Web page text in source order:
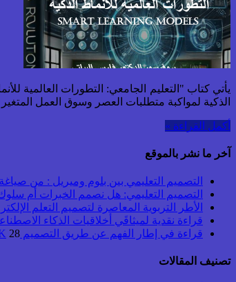
يأتي كتاب "التعليم الجامعي: التطورات العالمية
الذكية لمواكبة متطلبات العصر وسوق العمل المتغير
أكمل القراءة »
آخر ما نشر بالموقع
التصميم التعليمي بين بلوم وميريل : من صياغة
التصميم التعليمي: هل نصمم الخبرات أم
الأطر التربوية المعاصرة لتصميم التعلم
قراءة نقدية لميثاقَي أخلاقيات الذكاء
قراءة في إطار الفهم عن طريق التصميم UbD™ FRAMEWORK 28 أبريل, 2026
تصنيف المقالات